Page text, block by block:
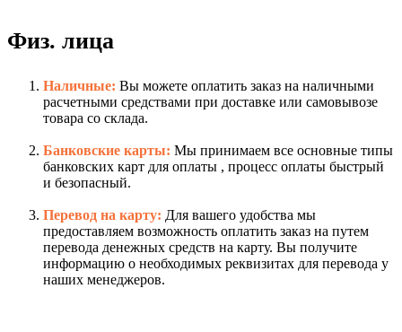
Физ. лица
Наличные: Вы можете оплатить заказ на наличными
расчетными средствами при доставке или самовывозе
товара со склада.
Банковские карты: Мы принимаем все основные типы
банковских карт для оплаты , процесс оплаты быстрый
и безопасный.
Перевод на карту: Для вашего удобства мы
предоставляем возможность оплатить заказ на путем
перевода денежных средств на карту. Вы получите
информацию о необходимых реквизитах для перевода у
наших менеджеров.